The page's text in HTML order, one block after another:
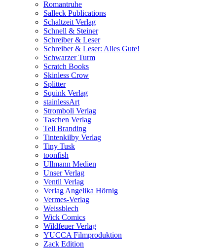
Romantruhe
Salleck Publications
Schaltzeit Verlag
Schnell & Steiner
Schreiber & Leser
Schreiber & Leser: Alles Gute!
Schwarzer Turm
Scratch Books
Skinless Crow
Splitter
Squink Verlag
stainlessArt
Stromboli Verlag
Taschen Verlag
Tell Branding
Tintenkilby Verlag
Tiny Tusk
toonfish
Ullmann Medien
Unser Verlag
Ventil Verlag
Verlag Angelika Hörnig
Vermes-Verlag
Weissblech
Wick Comics
Wildfeuer Verlag
YUCCA Filmproduktion
Zack Edition